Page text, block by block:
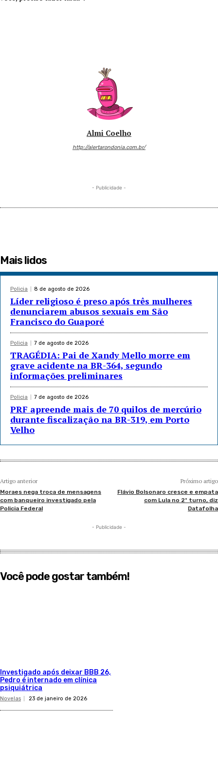
Almi Coelho
http://alertarondonia.com.br/
- Publicidade -
Mais lidos
Policia 8 de agosto de 2026
Líder religioso é preso após três mulheres
denunciarem abusos sexuais em São
Francisco do Guaporé
Policia 7 de agosto de 2026
TRAGÉDIA: Pai de Xandy Mello morre em
grave acidente na BR-364, segundo
informações preliminares
Policia 7 de agosto de 2026
PRF apreende mais de 70 quilos de mercúrio
durante fiscalização na BR-319, em Porto
Velho
Artigo anterior
Moraes nega troca de mensagens
com banqueiro investigado pela
Policia Federal
Próximo artigo
Flávio Bolsonaro cresce e empata
com Lula no 2º turno, diz
Datafolha
- Publicidade -
Você pode gostar também!
Investigado após deixar BBB 26,
Pedro é internado em clínica
psiquiátrica
Novelas 23 de janeiro de 2026